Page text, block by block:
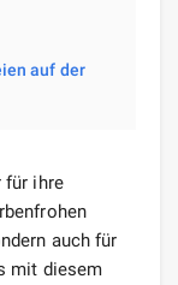
auf der
für ihre
auch für
mit diesem